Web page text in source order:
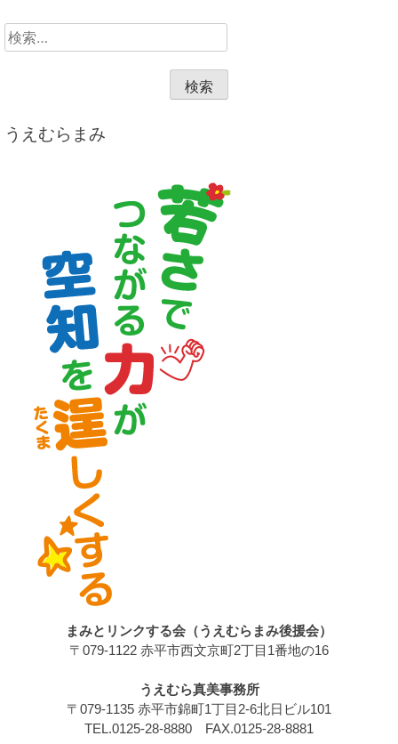
検
索:
うえむらまみ
まみとリンクする会（うえむらまみ後援会）
〒079-1122 赤平市西文京町2丁目1番地の16
うえむら真美事務所
〒079-1135 赤平市錦町1丁目2-6北日ビル101
TEL.0125-28-8880 FAX.0125-28-8881